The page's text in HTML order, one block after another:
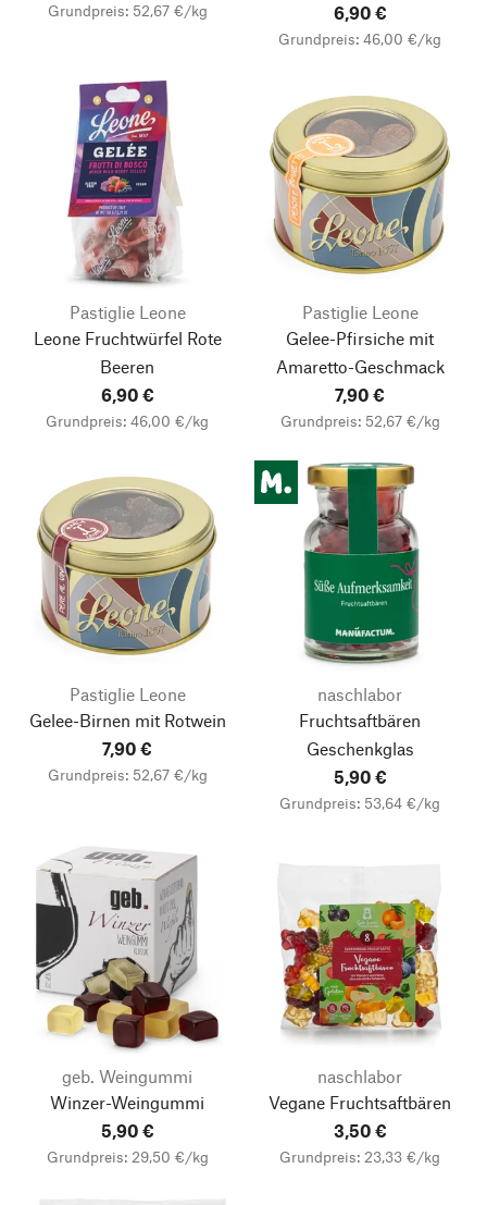
Grundpreis: 52,67 €/kg
6,90 €
Grundpreis: 46,00 €/kg
Pastiglie Leone
Leone Fruchtwürfel Rote
Beeren
6,90 €
Grundpreis: 46,00 €/kg
Pastiglie Leone
Gelee-Pfirsiche mit
Amaretto-Geschmack
7,90 €
Grundpreis: 52,67 €/kg
Pastiglie Leone
Gelee-Birnen mit Rotwein
7,90 €
Grundpreis: 52,67 €/kg
naschlabor
Fruchtsaftbären
Geschenkglas
5,90 €
Grundpreis: 53,64 €/kg
geb. Weingummi
Winzer-Weingummi
5,90 €
Grundpreis: 29,50 €/kg
naschlabor
Vegane Fruchtsaftbären
3,50 €
Grundpreis: 23,33 €/kg